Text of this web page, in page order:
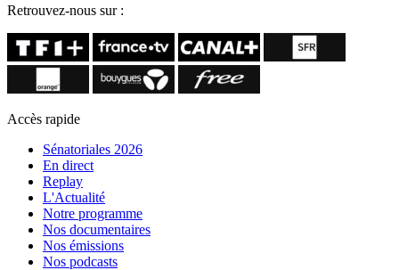
Retrouvez-nous sur :
Accès rapide
Sénatoriales 2026
En direct
Replay
L'Actualité
Notre programme
Nos documentaires
Nos émissions
Nos podcasts